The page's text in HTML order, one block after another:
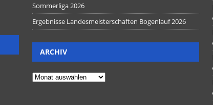
Sommerliga 2026
Ergebnisse Landesmeisterschaften Bogenlauf 2026
ARCHIV